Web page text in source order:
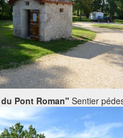
Pont Roman" Sentier